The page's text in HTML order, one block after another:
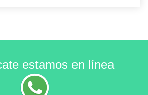
estamos en línea